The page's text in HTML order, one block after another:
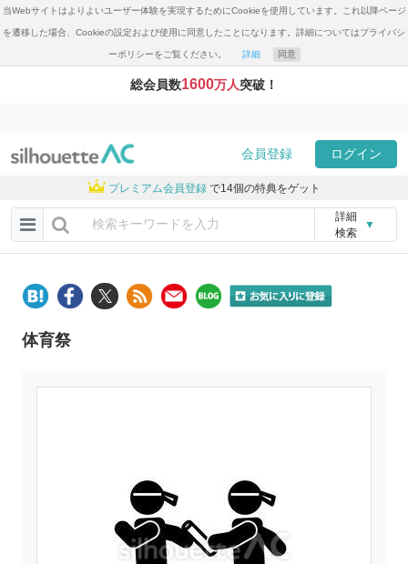
当Webサイトはよりよいユーザー体験を実現するためにCookieを使用しています。これ以降ページ
を遷移した場合、Cookieの設定および使用に同意したことになります。詳細についてはプライバシ
ーポリシーをご覧ください。 詳細 同意
総会員数1600万人突破！
会員登録 ログイン
プレミアム会員登録 で14個の特典をゲット
詳細
検索
▼
体育祭